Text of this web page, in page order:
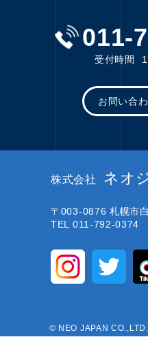
011-
受付時間
お問い合
株式会社 ネオ
〒003-0876 札幌市
TEL 011-792-0374
© NEO JAPAN